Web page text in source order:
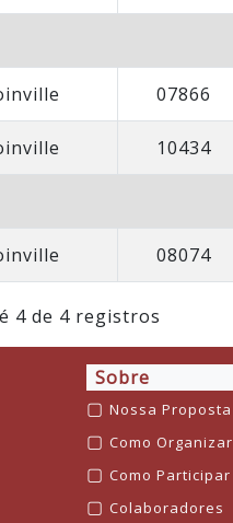
07866
10434
08074
4 de 4 registros
Sobre
▢ Nossa Proposta
▢ Como Organizar
▢ Como Participar
▢ Colaboradores